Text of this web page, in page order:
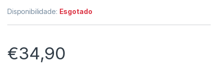
Disponibilidade: Esgotado
€34,90